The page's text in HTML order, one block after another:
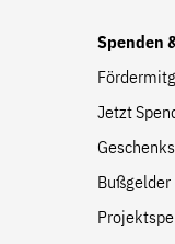
Spenden
Jetzt
Bußgelder